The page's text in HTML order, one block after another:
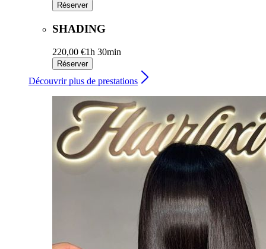
Réserver
SHADING
220,00 €1h 30min
Réserver
Découvrir plus de prestations